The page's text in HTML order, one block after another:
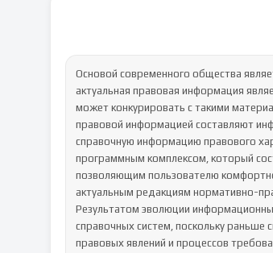
Основой современного общества
актуальная правовая информация
может конкурировать с такими
правовой информацией составляют
справочную информацию правового
программным комплексом, который
позволяющим пользователю
актуальным редакциям нормативно-
Результатом эволюции
справочных систем, поскольку раньше
правовых явлений и процессов